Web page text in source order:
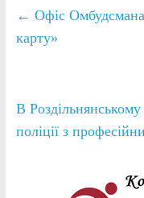
← Офіс
карту»
В
поліції з